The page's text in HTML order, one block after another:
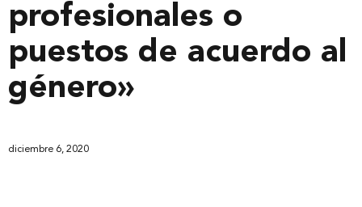
profesionales o
puestos de acuerdo al
género»
diciembre 6, 2020